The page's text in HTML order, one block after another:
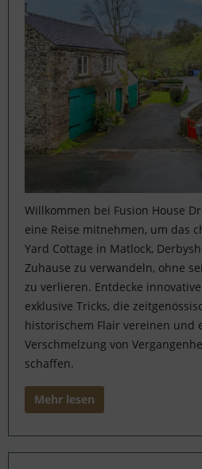
Willkommen bei Fusion House
eine Reise mitnehmen, um das
Yard Cottage in Matlock,
Zuhause zu verwandeln, ohne
zu verlieren. Entdecke
exklusive Tricks, die
historischem Flair vereinen und
Verschmelzung von
schaffen.
Mehr lesen